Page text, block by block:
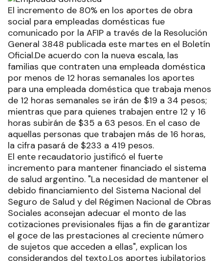
El incremento de 80% en los aportes de obra
social para empleadas domésticas fue
comunicado por la AFIP a través de la Resolución
General 3848 publicada este martes en el Boletín
Oficial.De acuerdo con la nueva escala, las
familias que contraten una empleada doméstica
por menos de 12 horas semanales los aportes
para una empleada doméstica que trabaja menos
de 12 horas semanales se irán de $19 a 34 pesos;
mientras que para quienes trabajen entre 12 y 16
horas subirán de $35 a 63 pesos. En el caso de
aquellas personas que trabajen más de 16 horas,
la cifra pasará de $233 a 419 pesos.
El ente recaudatorio justificó el fuerte
incremento para mantener financiado el sistema
de salud argentino. "La necesidad de mantener el
debido financiamiento del Sistema Nacional del
Seguro de Salud y del Régimen Nacional de Obras
Sociales aconsejan adecuar el monto de las
cotizaciones previsionales fijas a fin de garantizar
el goce de las prestaciones al creciente número
de sujetos que acceden a ellas", explican los
considerandos del texto.Los aportes jubilatorios